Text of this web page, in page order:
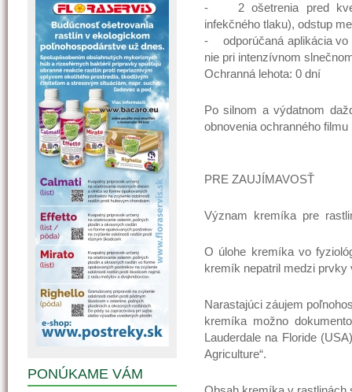
- 2 ošetrenia pred
infekčného tlaku), odstup
- odporúčaná aplikácia vo
nie pri intenzívnom
Ochranná lehota: 0 dní
Po silnom a výdatnom
obnovenia ochranného
PRE ZAUJÍMAVOSŤ
Význam kremíka pre
O úlohe kremíka vo
kremík nepatril medzi
Narastajúci záujem
kremíka možno
Lauderdale na Floride
Agriculture“.
PONÚKAME VÁM